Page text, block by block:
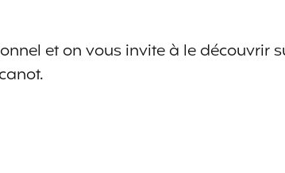
et on vous invite à le découvrir